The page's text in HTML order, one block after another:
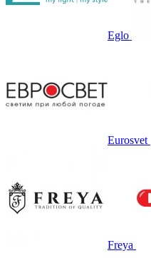
Eglo
Eurosvet
Freya